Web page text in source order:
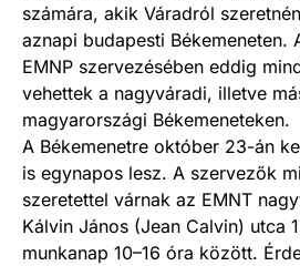
számára, akik Váradról
aznapi budapesti Békemeneten.
EMNP szervezésében eddig
vehettek a nagyváradi, illetve
magyarországi Békemeneteken.
A Békemenetre október 23-án
is egynapos lesz. A szervezők
szeretettel várnak az EMNT
Kálvin János (Jean Calvin) utca
munkanap 10–16 óra között.